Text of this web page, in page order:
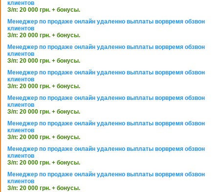
клиентов
З/п: 20 000 грн. + бонусы.
Менеджер по продаже онлайн удаленно выплаты ворвремя обзвон
клиентов
З/п: 20 000 грн. + бонусы.
Менеджер по продаже онлайн удаленно выплаты ворвремя обзвон
клиентов
З/п: 20 000 грн. + бонусы.
Менеджер по продаже онлайн удаленно выплаты ворвремя обзвон
клиентов
З/п: 20 000 грн. + бонусы.
Менеджер по продаже онлайн удаленно выплаты ворвремя обзвон
клиентов
З/п: 20 000 грн. + бонусы.
Менеджер по продаже онлайн удаленно выплаты ворвремя обзвон
клиентов
З/п: 20 000 грн. + бонусы.
Менеджер по продаже онлайн удаленно выплаты ворвремя обзвон
клиентов
З/п: 20 000 грн. + бонусы.
Менеджер по продаже онлайн удаленно выплаты ворвремя обзвон
клиентов
З/п: 20 000 грн. + бонусы.